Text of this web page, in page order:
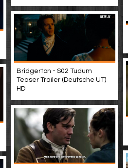
Bridgerton - S02 Tudum
Teaser Trailer (Deutsche UT)
HD